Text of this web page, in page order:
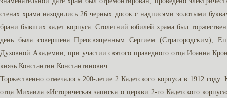
стенах храма находились 26 черных досок с надписями золотыми
брани бывших кадет корпуса. Столетний юбилей храма был
день была совершена Преосвященным Сергием (Страгородским),
Духовной Академии, при участии святого праведного отца Иоанна
князь Константин Константинович.
Торжественно отмечалось 200-летие 2 Кадетского корпуса в 1912
отца Михаила «Историческая записка о церкви 2-го Кадетского